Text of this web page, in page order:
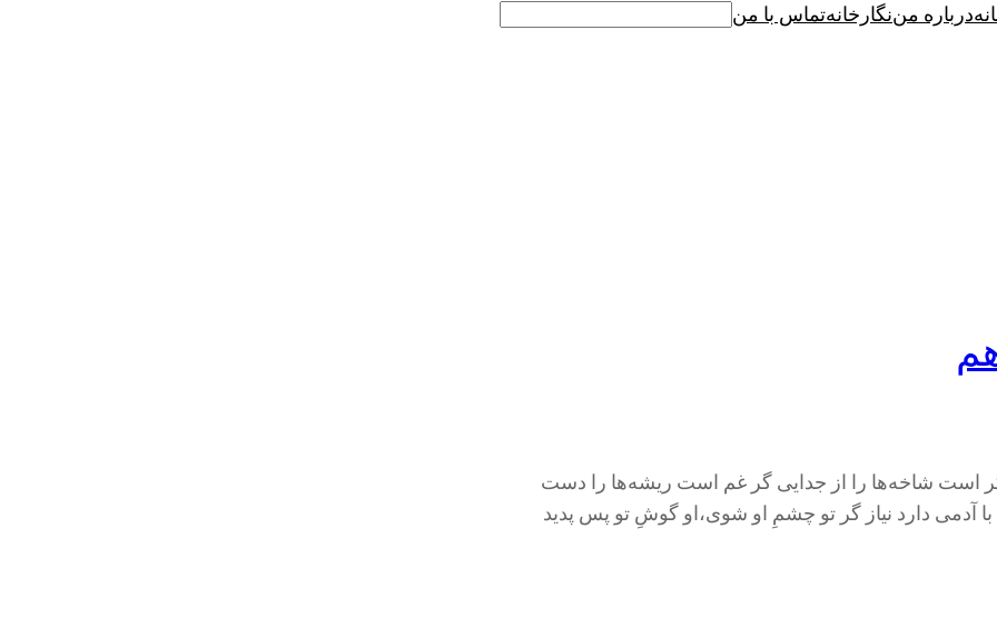
درباره مننگارخانهتماس با من
است شاخه‌ها را از جدایی گر غم است ریشه‌ها را دست
دارد نیاز گر تو چشمِ او شوی،او گوشِ تو پس پدید